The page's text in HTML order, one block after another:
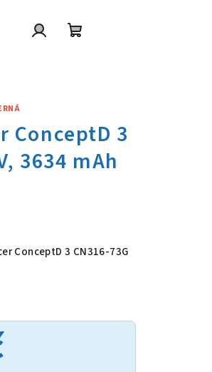
ConceptD 3
ConceptD 3 CN316-73G